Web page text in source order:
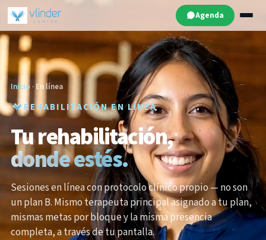
Agenda
Inicio · En línea
REHABILITACIÓN EN LÍNEA
Tu rehabilitación,
donde estés.
Sesiones en línea con protocolo clínico propio — no son
un plan B. Mismo terapeuta principal asignado a tu plan,
mismas metas por bloque y la misma presencia
completa, a través de tu pantalla.